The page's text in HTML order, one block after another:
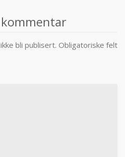
bli publisert. Obligatoriske felt